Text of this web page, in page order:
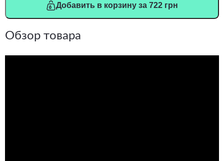
Добавить в корзину за 722 грн
Обзор товара